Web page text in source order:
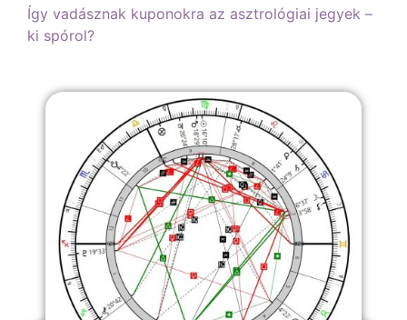
Így vadásznak kuponokra az asztrológiai jegyek –
ki spórol?